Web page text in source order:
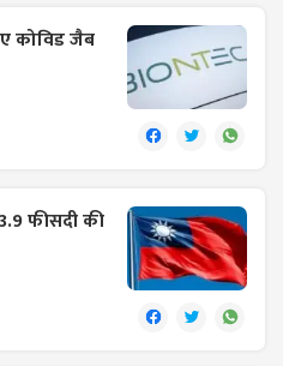
कोविड जैब
फीसदी की